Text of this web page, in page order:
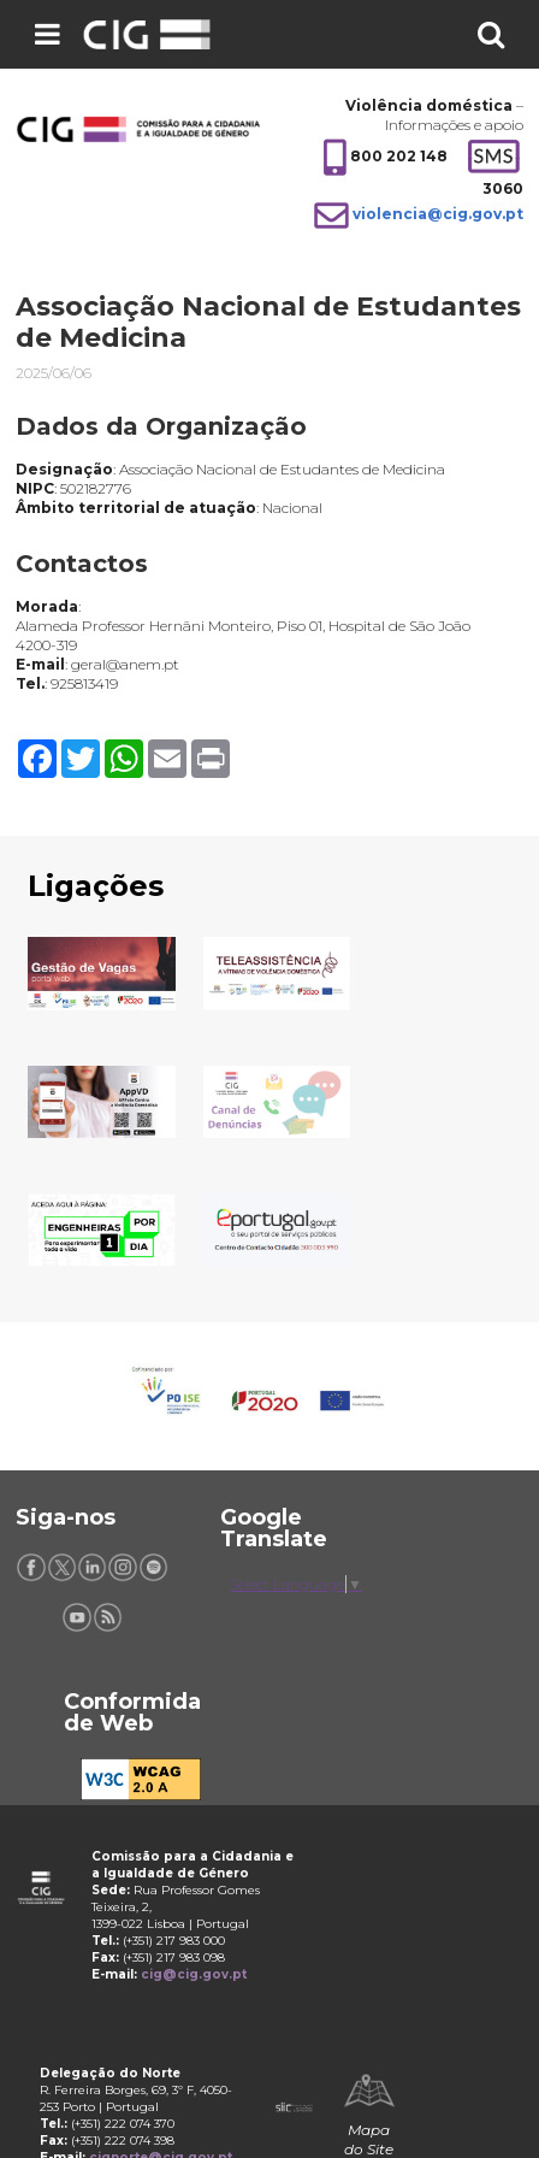
Violência doméstica –
Informações e apoio
800 202 148
3060
violencia@cig.gov.pt
Associação Nacional de Estudantes
de Medicina
2025/06/06
Dados da Organização
Designação: Associação Nacional de Estudantes de Medicina
NIPC: 502182776
Âmbito territorial de atuação: Nacional
Contactos
Morada:
Alameda Professor Hernâni Monteiro, Piso 01, Hospital de São João
4200-319
E-mail: geral@anem.pt
Tel.: 925813419
FacebookTwitterWhatsApp
Email
Ligações
Siga-nos
Google
Translate
Select Language ▼
Conformida
de Web
Comissão para a Cidadania e
a Igualdade de Género
Sede: Rua Professor Gomes
Teixeira, 2,
1399-022 Lisboa | Portugal
Tel.: (+351) 217 983 000
Fax: (+351) 217 983 098
E-mail: cig@cig.gov.pt
Delegação do Norte
R. Ferreira Borges, 69, 3º F, 4050-
253 Porto | Portugal
Tel.: (+351) 222 074 370
Fax: (+351) 222 074 398
Mapa
do Site
Pesquisar